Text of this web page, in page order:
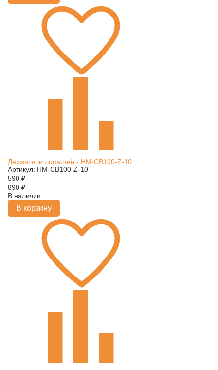
Держатели лопастей - HM-CB100-Z-10
Артикул: HM-CB100-Z-10
590 ₽
890 ₽
В наличии
В корзину